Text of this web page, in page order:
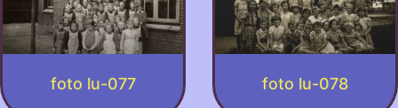
foto lu-077 foto lu-078